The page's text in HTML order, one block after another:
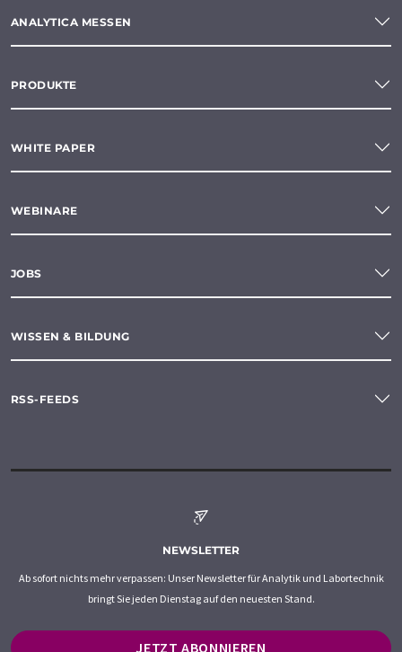
ANALYTICA MESSEN
PRODUKTE
WHITE PAPER
WEBINARE
JOBS
WISSEN & BILDUNG
RSS-FEEDS
NEWSLETTER
Ab sofort nichts mehr verpassen: Unser Newsletter für Analytik und Labortechnik
bringt Sie jeden Dienstag auf den neuesten Stand.
JETZT ABONNIEREN